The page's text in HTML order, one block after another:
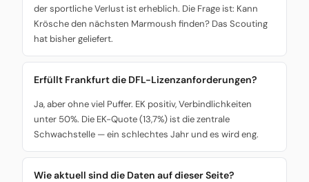
der sportliche Verlust ist erheblich. Die Frage ist: Kann
Krösche den nächsten Marmoush finden? Das Scouting
hat bisher geliefert.
Erfüllt Frankfurt die DFL-Lizenzanforderungen?
Ja, aber ohne viel Puffer. EK positiv, Verbindlichkeiten
unter 50%. Die EK-Quote (13,7%) ist die zentrale
Schwachstelle — ein schlechtes Jahr und es wird eng.
Wie aktuell sind die Daten auf dieser Seite?